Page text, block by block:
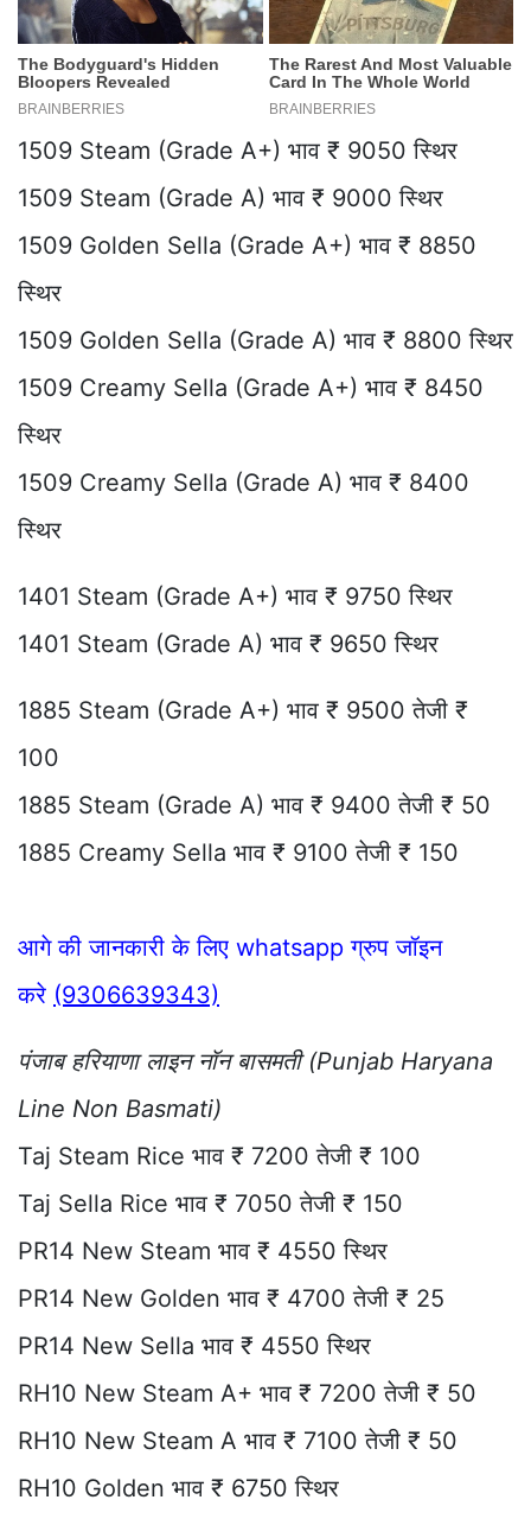
1509 Steam (Grade A+) भाव ₹ 9050 स्थिर
1509 Steam (Grade A) भाव ₹ 9000 स्थिर
1509 Golden Sella (Grade A+) भाव ₹ 8850
स्थिर
1509 Golden Sella (Grade A) भाव ₹ 8800 स्थिर
1509 Creamy Sella (Grade A+) भाव ₹ 8450
स्थिर
1509 Creamy Sella (Grade A) भाव ₹ 8400
स्थिर
1401 Steam (Grade A+) भाव ₹ 9750 स्थिर
1401 Steam (Grade A) भाव ₹ 9650 स्थिर
1885 Steam (Grade A+) भाव ₹ 9500 तेजी ₹
100
1885 Steam (Grade A) भाव ₹ 9400 तेजी ₹ 50
1885 Creamy Sella भाव ₹ 9100 तेजी ₹ 150
आगे की जानकारी के लिए whatsapp ग्रुप जॉइन
करे (9306639343)
पंजाब हरियाणा लाइन नॉन बासमती (Punjab Haryana
Line Non Basmati)
Taj Steam Rice भाव ₹ 7200 तेजी ₹ 100
Taj Sella Rice भाव ₹ 7050 तेजी ₹ 150
PR14 New Steam भाव ₹ 4550 स्थिर
PR14 New Golden भाव ₹ 4700 तेजी ₹ 25
PR14 New Sella भाव ₹ 4550 स्थिर
RH10 New Steam A+ भाव ₹ 7200 तेजी ₹ 50
RH10 New Steam A भाव ₹ 7100 तेजी ₹ 50
RH10 Golden भाव ₹ 6750 स्थिर